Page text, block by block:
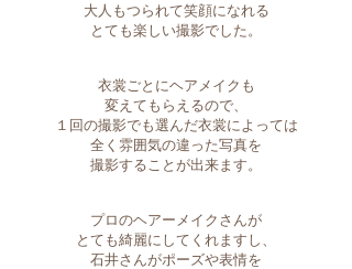
大人もつられて笑顔になれる
とても楽しい撮影でした。
衣裳ごとにヘアメイクも
変えてもらえるので、
１回の撮影でも選んだ衣裳によっては
全く雰囲気の違った写真を
撮影することが出来ます。
プロのヘアーメイクさんが
とても綺麗にしてくれますし、
石井さんがポーズや表情を